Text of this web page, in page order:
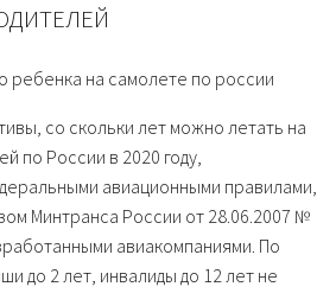
со скольки лет можно летать на
по России в 2020 году,
авиационными правилами,
Минтранса России от 28.06.2007 №
авиакомпаниями. По
до 2 лет, инвалиды до 12 лет не